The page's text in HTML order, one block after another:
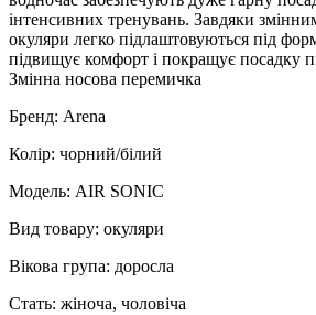
інтенсивних тренувань. Завдяки
окуляри легко підлаштовуються під
підвищує комфорт і покращує посадку
Змінна носова перемичка
Бренд: Arena
Колір: чорний/білий
Модель: AIR SONIC
Вид товару: окуляри
Вікова група: доросла
Стать: жіноча, чоловіча